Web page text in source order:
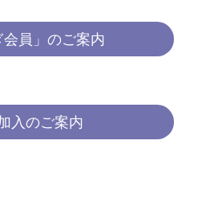
会員」のご案内
入のご案内